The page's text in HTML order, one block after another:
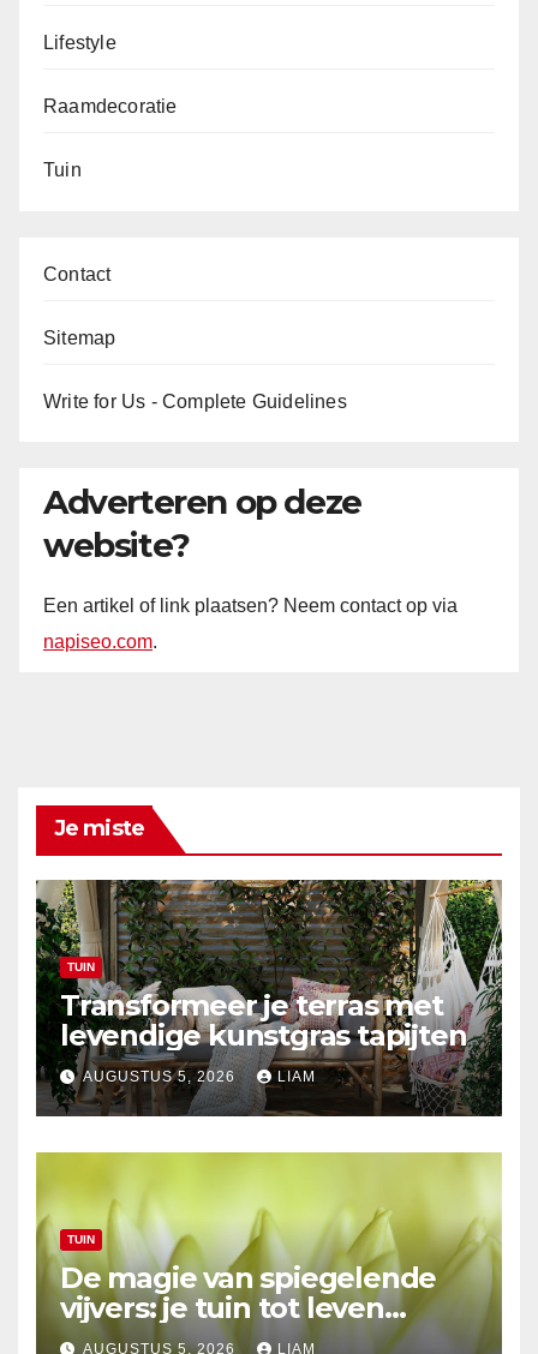
Lifestyle
Raamdecoratie
Tuin
Contact
Sitemap
Write for Us - Complete Guidelines
Adverteren op deze
website?
Een artikel of link plaatsen? Neem contact op via
napiseo.com.
Je miste
TUIN
Transformeer je terras met
levendige kunstgras tapijten
AUGUSTUS 5, 2026 LIAM
TUIN
De magie van spiegelende
vijvers: je tuin tot leven
brengen
AUGUSTUS 5, 2026 LIAM